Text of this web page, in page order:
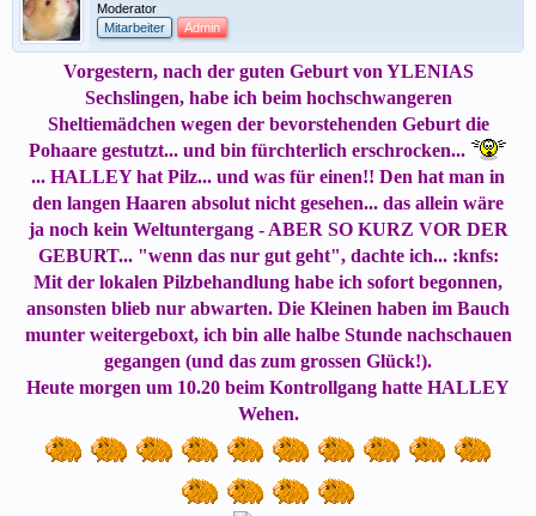
Moderator
Mitarbeiter
Admin
Vorgestern, nach der guten Geburt von YLENIAS
Sechslingen, habe ich beim hochschwangeren
Sheltiemädchen wegen der bevorstehenden Geburt die
Pohaare gestutzt... und bin fürchterlich erschrocken...
... HALLEY hat Pilz... und was für einen!! Den hat man in
den langen Haaren absolut nicht gesehen... das allein wäre
ja noch kein Weltuntergang - ABER SO KURZ VOR DER
GEBURT... "wenn das nur gut geht", dachte ich... :knfs:
Mit der lokalen Pilzbehandlung habe ich sofort begonnen,
ansonsten blieb nur abwarten. Die Kleinen haben im Bauch
munter weitergeboxt, ich bin alle halbe Stunde nachschauen
gegangen (und das zum grossen Glück!).
Heute morgen um 10.20 beim Kontrollgang hatte HALLEY
Wehen.